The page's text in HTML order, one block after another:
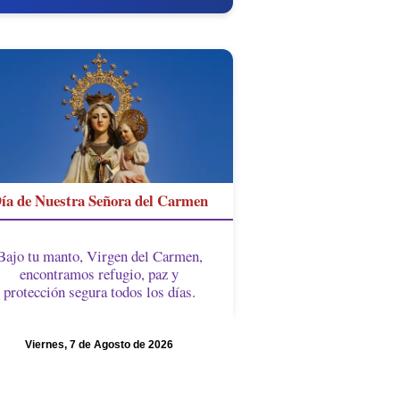
de Nuestra Señora del Carmen
tu manto, Virgen del Carmen,
encontramos refugio, paz y
protección segura todos los días.
Viernes, 7 de Agosto de 2026